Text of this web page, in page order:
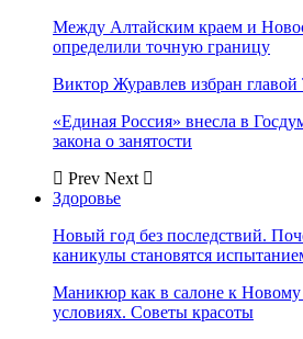
Между Алтайским краем и
определили точную границу
Виктор Журавлев избран главой
«Единая Россия» внесла в
закона о занятости
Prev Next
Здоровье
Новый год без последствий.
каникулы становятся
Маникюр как в салоне к
условиях. Советы красоты